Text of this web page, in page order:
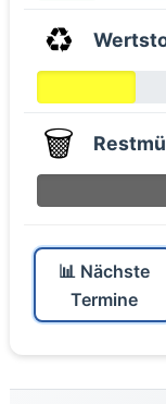
♻️
🗑️
📊 Nächste
Termine